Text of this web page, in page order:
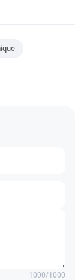
1000/1000